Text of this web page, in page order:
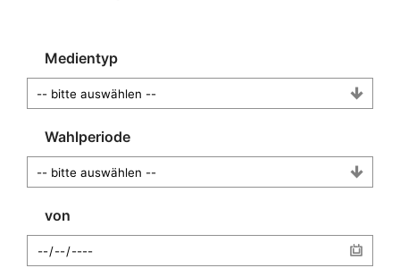
Medientyp
Wahlperiode
von